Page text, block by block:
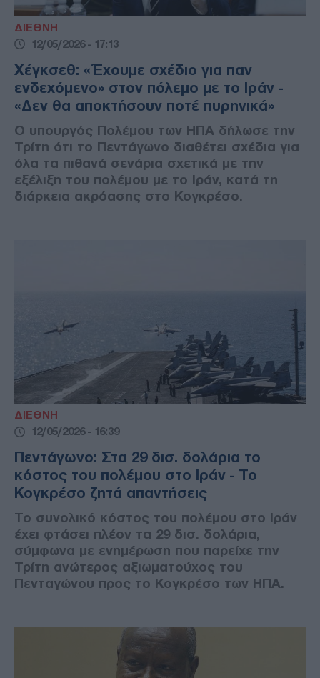
ΔΙΕΘΝΗ
12/05/2026 - 17:13
Χέγκσεθ: «Έχουμε σχέδιο για παν
ενδεχόμενο» στον πόλεμο με το Ιράν -
«Δεν θα αποκτήσουν ποτέ πυρηνικά»
Ο υπουργός Πολέμου των ΗΠΑ δήλωσε την
Τρίτη ότι το Πεντάγωνο διαθέτει σχέδια για
όλα τα πιθανά σενάρια σχετικά με την
εξέλιξη του πολέμου με το Ιράν, κατά τη
διάρκεια ακρόασης στο Κογκρέσο.
ΔΙΕΘΝΗ
12/05/2026 - 16:39
Πεντάγωνο: Στα 29 δισ. δολάρια το
κόστος του πολέμου στο Ιράν - Το
Κογκρέσο ζητά απαντήσεις
Το συνολικό κόστος του πολέμου στο Ιράν
έχει φτάσει πλέον τα 29 δισ. δολάρια,
σύμφωνα με ενημέρωση που παρείχε την
Τρίτη ανώτερος αξιωματούχος του
Πενταγώνου προς το Κογκρέσο των ΗΠΑ.